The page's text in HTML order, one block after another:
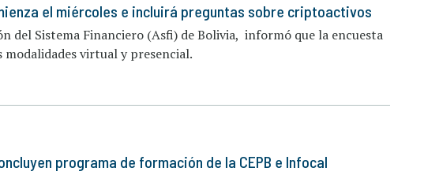
el miércoles e incluirá preguntas sobre criptoactivos
del Sistema Financiero (Asfi) de Bolivia, informó que la encuesta
modalidades virtual y presencial.
programa de formación de la CEPB e Infocal